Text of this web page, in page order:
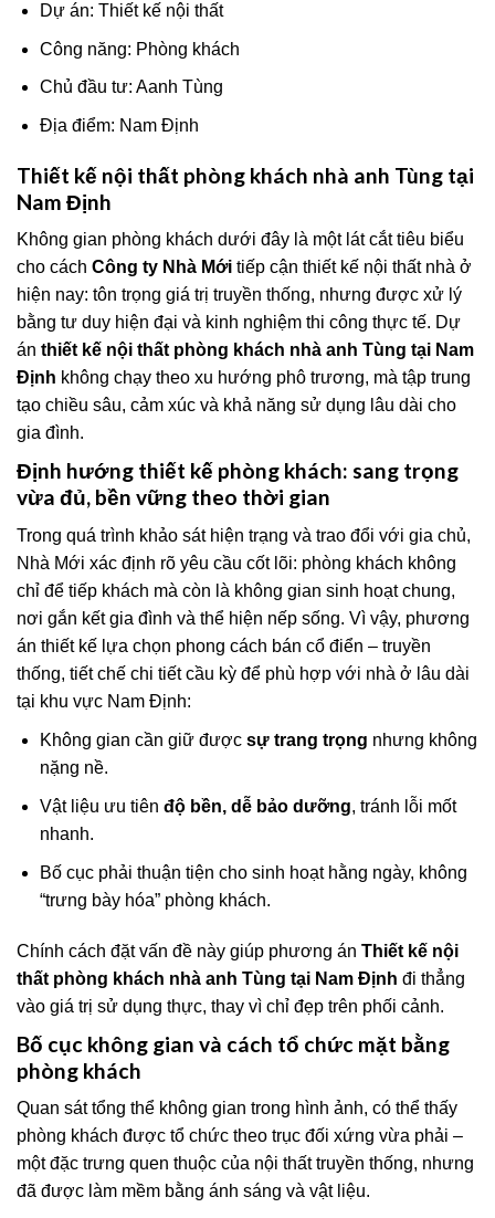
Dự án: Thiết kế nội thất
Công năng: Phòng khách
Chủ đầu tư: Aanh Tùng
Địa điểm: Nam Định
Thiết kế nội thất phòng khách nhà anh Tùng tại
Nam Định
Không gian phòng khách dưới đây là một lát cắt tiêu biểu
cho cách Công ty Nhà Mới tiếp cận thiết kế nội thất nhà ở
hiện nay: tôn trọng giá trị truyền thống, nhưng được xử lý
bằng tư duy hiện đại và kinh nghiệm thi công thực tế. Dự
án thiết kế nội thất phòng khách nhà anh Tùng tại Nam
Định không chạy theo xu hướng phô trương, mà tập trung
tạo chiều sâu, cảm xúc và khả năng sử dụng lâu dài cho
gia đình.
Định hướng thiết kế phòng khách: sang trọng
vừa đủ, bền vững theo thời gian
Trong quá trình khảo sát hiện trạng và trao đổi với gia chủ,
Nhà Mới xác định rõ yêu cầu cốt lõi: phòng khách không
chỉ để tiếp khách mà còn là không gian sinh hoạt chung,
nơi gắn kết gia đình và thể hiện nếp sống. Vì vậy, phương
án thiết kế lựa chọn phong cách bán cổ điển – truyền
thống, tiết chế chi tiết cầu kỳ để phù hợp với nhà ở lâu dài
tại khu vực Nam Định:
Không gian cần giữ được sự trang trọng nhưng không
nặng nề.
Vật liệu ưu tiên độ bền, dễ bảo dưỡng, tránh lỗi mốt
nhanh.
Bố cục phải thuận tiện cho sinh hoạt hằng ngày, không
“trưng bày hóa” phòng khách.
Chính cách đặt vấn đề này giúp phương án Thiết kế nội
thất phòng khách nhà anh Tùng tại Nam Định đi thẳng
vào giá trị sử dụng thực, thay vì chỉ đẹp trên phối cảnh.
Bố cục không gian và cách tổ chức mặt bằng
phòng khách
Quan sát tổng thể không gian trong hình ảnh, có thể thấy
phòng khách được tổ chức theo trục đối xứng vừa phải –
một đặc trưng quen thuộc của nội thất truyền thống, nhưng
đã được làm mềm bằng ánh sáng và vật liệu.